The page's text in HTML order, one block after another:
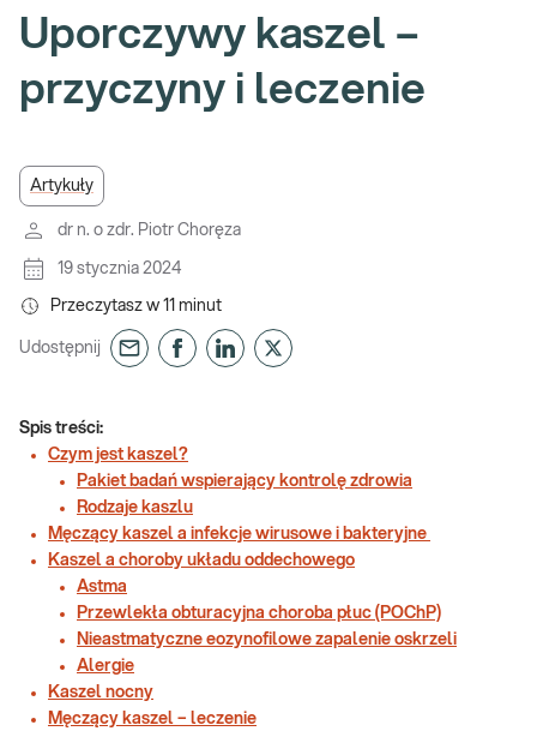
Uporczywy kaszel –
przyczyny i leczenie
Artykuły
dr n. o zdr. Piotr Choręza
19 stycznia 2024
Przeczytasz w 11 minut
Udostępnij
Spis treści:
Czym jest kaszel?
Pakiet badań wspierający kontrolę zdrowia
Rodzaje kaszlu
Męczący kaszel a infekcje wirusowe i bakteryjne
Kaszel a choroby układu oddechowego
Astma
Przewlekła obturacyjna choroba płuc (POChP)
Nieastmatyczne eozynofilowe zapalenie oskrzeli
Alergie
Kaszel nocny
Męczący kaszel – leczenie